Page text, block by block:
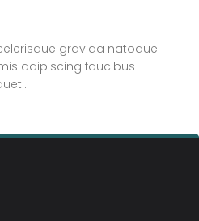
gravida natoque
adipiscing faucibus